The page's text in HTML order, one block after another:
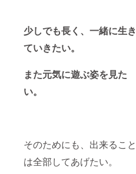
少しでも長く、一緒に生き
ていきたい。
また元気に遊ぶ姿を見た
い。
そのためにも、出来ること
は全部してあげたい。